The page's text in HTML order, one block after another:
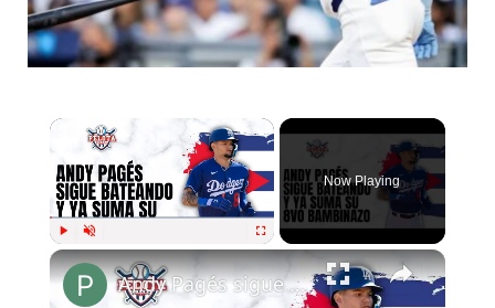
Play Fullscreen
Now Playing
Andy Pagés sigue bateando y se ha vuelto una realidad en Grandes Ligas